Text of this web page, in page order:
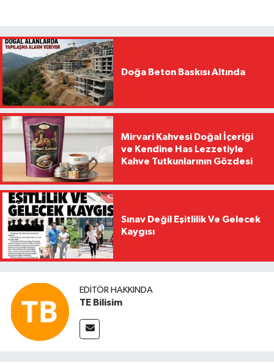
Doğa Beton Baskısı Altında
Mirvari Kahvesi Doğal İçeriği
ve Kendine Has Lezzetiyle
Kahve Tutkunlarının Gözdesi
Sınav Değil Eşitlilik Ve Gelecek
Kaygısı
EDITÖR HAKKINDA
TE Bilisim